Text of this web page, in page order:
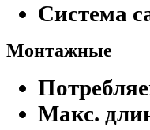
Система
Монтажные
Макс.